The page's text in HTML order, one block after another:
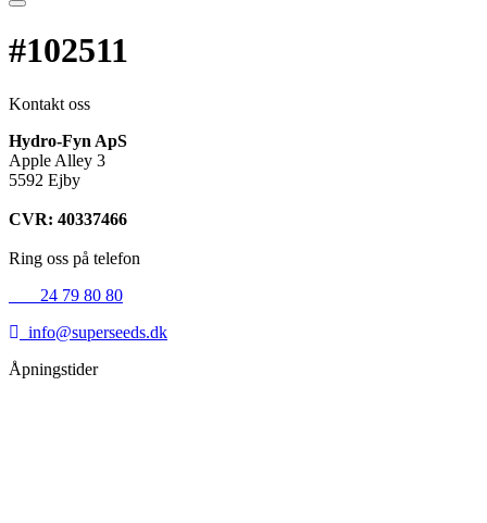
#102511
Kontakt oss
Hydro-Fyn ApS
Apple Alley 3
5592 Ejby
CVR: 40337466
Ring oss på telefon
24 79 80 80
info@superseeds.dk
Åpningstider